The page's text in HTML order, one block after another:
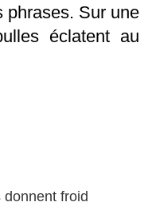
phrases. Sur une
éclatent au
froid